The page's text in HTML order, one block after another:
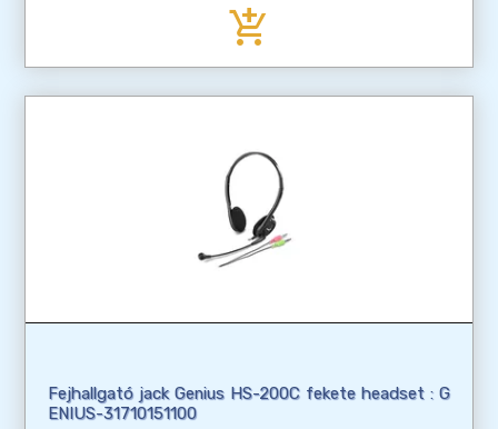
add_shopping_cart
Fejhallgató jack Genius HS-200C fekete headset : G
ENIUS-31710151100